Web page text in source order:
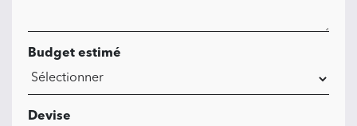
Budget estimé
Devise